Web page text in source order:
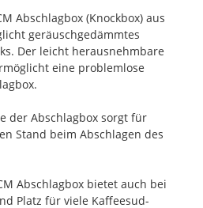
Abschlagbox (Knockbox) aus
geräuschgedämmtes
Der leicht herausnehmbare
eine problemlose
der Abschlagbox sorgt für
Stand beim Abschlagen des
Abschlagbox bietet auch bei
Platz für viele Kaffeesud-